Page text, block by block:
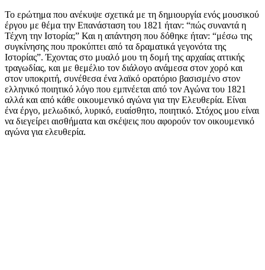
Το ερώτημα που ανέκυψε σχετικά με τη δημιουργία ενός μουσικού
έργου με θέμα την Επανάσταση του 1821 ήταν: “πώς συναντά η
Τέχνη την Ιστορία;” Και η απάντηση που δόθηκε ήταν: “μέσω της
συγκίνησης που προκύπτει από τα δραματικά γεγονότα της
Ιστορίας”. Έχοντας στο μυαλό μου τη δομή της αρχαίας αττικής
τραγωδίας, και με θεμέλιο τον διάλογο ανάμεσα στον χορό και
στον υποκριτή, συνέθεσα ένα λαϊκό ορατόριο βασισμένο στον
ελληνικό ποιητικό λόγο που εμπνέεται από τον Αγώνα του 1821
αλλά και από κάθε οικουμενικό αγώνα για την Ελευθερία. Είναι
ένα έργο, μελωδικό, λυρικό, ευαίσθητο, ποιητικό. Στόχος μου είναι
να διεγείρει αισθήματα και σκέψεις που αφορούν τον οικουμενικό
αγώνα για ελευθερία.